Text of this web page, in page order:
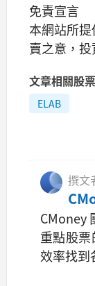
免責宣言
本網站所
賣之意，
文章相關股票
ELAB
撰文
CMoney
重點股
效率找到